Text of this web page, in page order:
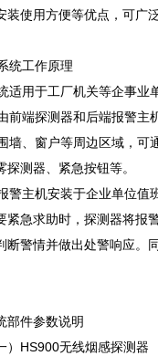
装使用方便等优点，可广
统工作原理
用于工厂机关等企事业
端探测器和后端报警主
、窗户等周边区域，可
探测器、紧急按钮等。
主机安装于企业单位值
紧急求助时，探测器将报
断警情并做出处警响应。
部件参数说明
）HS900无线烟感探测器